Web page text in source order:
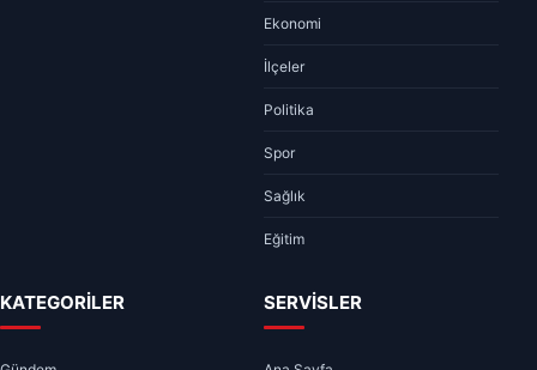
Ekonomi
İlçeler
Politika
Spor
Sağlık
Eğitim
KATEGORİLER SERVİSLER